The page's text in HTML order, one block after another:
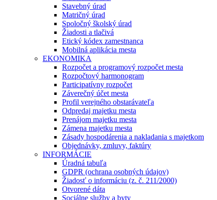
Stavebný úrad
Matričný úrad
Spoločný školský úrad
Žiadosti a tlačivá
Etický kódex zamestnanca
Mobilná aplikácia mesta
EKONOMIKA
Rozpočet a programový rozpočet mesta
Rozpočtový harmonogram
Participatívny rozpočet
Záverečný účet mesta
Profil verejného obstarávateľa
Odpredaj majetku mesta
Prenájom majetku mesta
Zámena majetku mesta
Zásady hospodárenia a nakladania s majetkom
Objednávky, zmluvy, faktúry
INFORMÁCIE
Úradná tabuľa
GDPR (ochrana osobných údajov)
Žiadosť o informáciu (z. č. 211/2000)
Otvorené dáta
Sociálne služby a byty